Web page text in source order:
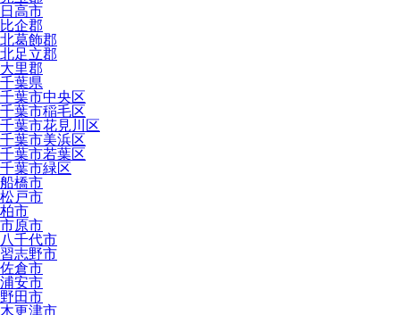
日高市
比企郡
北葛飾郡
北足立郡
大里郡
千葉県
千葉市中央区
千葉市稲毛区
千葉市花見川区
千葉市美浜区
千葉市若葉区
千葉市緑区
船橋市
松戸市
柏市
市原市
八千代市
習志野市
佐倉市
浦安市
野田市
木更津市